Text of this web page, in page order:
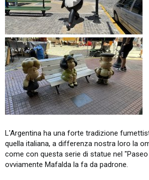
L'Argentina ha una forte tradizione
quella italiana, a differenza nostra loro la
come con questa serie di statue nel
ovviamente Mafalda la fa da padrone.